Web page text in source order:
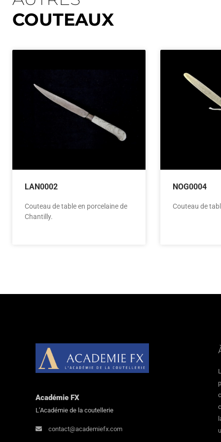
COUTEAUX
LAN0002
Couteau de table en porcelaine de
Chantilly.
NOG0004
Couteau de
Académie FX
L’Académie de la coutellerie
contact@academiefx.com